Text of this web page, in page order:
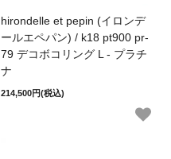
hirondelle et pepin (イロンデ
ールエペパン) / k18 pt900 pr-
79 デコボコリング L - プラチ
ナ
214,500円(税込)